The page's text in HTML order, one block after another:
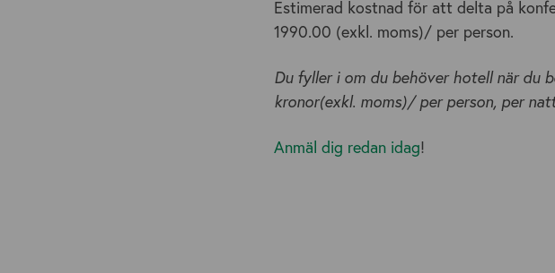
Estimerad kostnad för att delta på
1990.00 (exkl. moms)/ per person.
Du fyller i om du behöver hotell när du
kronor(exkl. moms)/ per person, per
Anmäl dig redan idag!